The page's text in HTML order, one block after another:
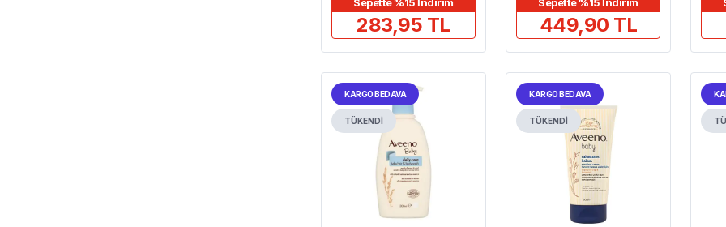
Sepette %15 İndirim
283,95 TL
Sepette %15 İndirim
449,90 TL
KARGO BEDAVA
TÜKENDİ
KARGO BEDAVA
TÜKENDİ